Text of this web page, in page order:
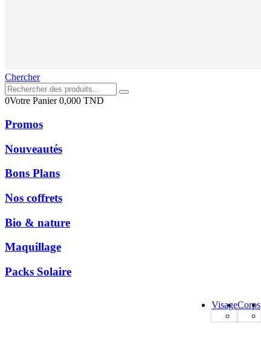
Chercher
0Votre Panier0,000 TND
Promos
Nouveautés
Bons Plans
Nos coffrets
Bio & nature
Maquillage
Packs Solaire
VisageCorps